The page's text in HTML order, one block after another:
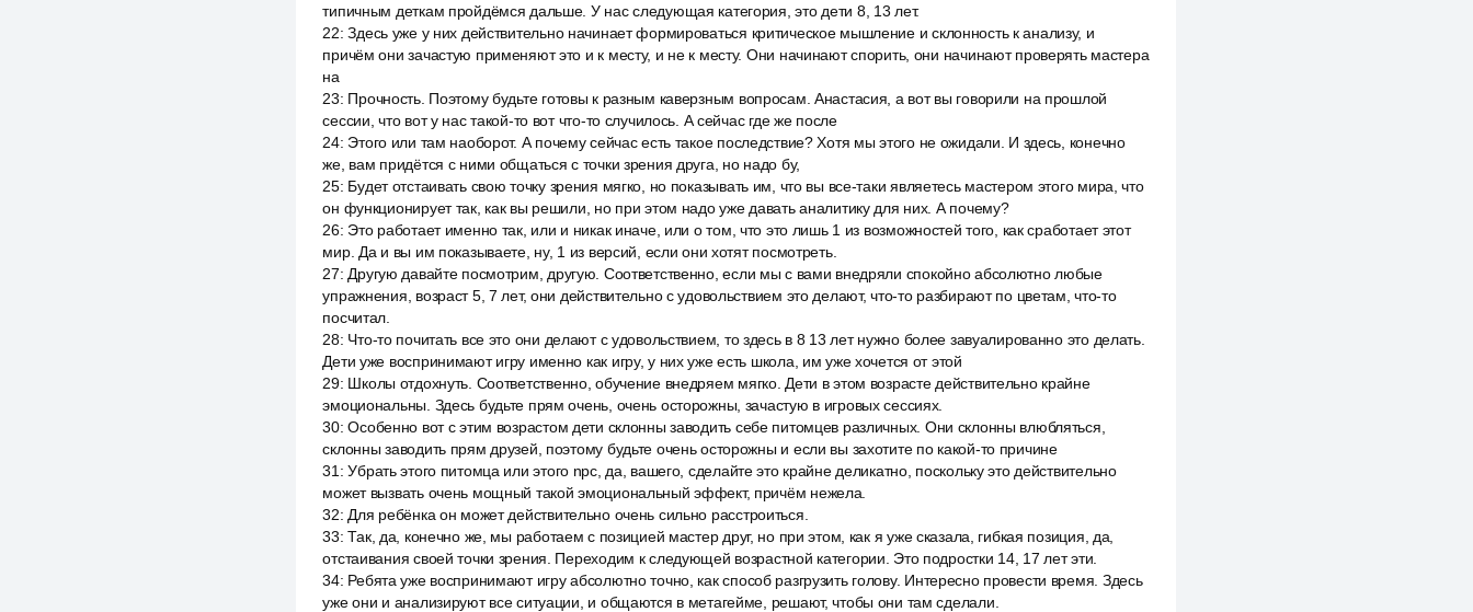
типичным деткам пройдёмся дальше. У нас следующая категория, это дети 8, 13 лет.
22:Здесь уже у них действительно начинает формироваться критическое мышление и склонность к анализу, и
причём они зачастую применяют это и к месту, и не к месту. Они начинают спорить, они начинают проверять мастера
на
23: Прочность. Поэтому будьте готовы к разным каверзным вопросам. Анастасия, а вот вы говорили на прошлой
сессии, что вот у нас такой-то вот что-то случилось. А сейчас где же после
24: Этого или там наоборот. А почему сейчас есть такое последствие? Хотя мы этого не ожидали. И здесь, конечно
же, вам придётся с ними общаться с точки зрения друга, но надо бу,
25: Будет отстаивать свою точку зрения мягко, но показывать им, что вы все-таки являетесь мастером этого мира, что
он функционирует так, как вы решили, но при этом надо уже давать аналитику для них. А почему?
26: Это работает именно так, или и никак иначе, или о том, что это лишь 1 из возможностей того, как сработает этот
мир. Да и вы им показываете, ну, 1 из версий, если они хотят посмотреть.
27: Другую давайте посмотрим, другую. Соответственно, если мы с вами внедряли спокойно абсолютно любые
упражнения, возраст 5, 7 лет, они действительно с удовольствием это делают, что-то разбирают по цветам, что-то
посчитал.
28: Что-то почитать все это они делают с удовольствием, то здесь в 8 13 лет нужно более завуалированно это делать.
Дети уже воспринимают игру именно как игру, у них уже есть школа, им уже хочется от этой
29: Школы отдохнуть. Соответственно, обучение внедряем мягко. Дети в этом возрасте действительно крайне
эмоциональны. Здесь будьте прям очень, очень осторожны, зачастую в игровых сессиях.
30:Особенно вот с этим возрастом дети склонны заводить себе питомцев различных. Они склонны влюбляться,
склонны заводить прям друзей, поэтому будьте очень осторожны и если вы захотите по какой-то причине
31 :Убрать этого питомца или этого npc, да, вашего, сделайте это крайне деликатно, поскольку это действительно
может вызвать очень мощный такой эмоциональный эффект, причём нежела.
32: Для ребёнка он может действительно очень сильно расстроиться.
33:Так, да, конечно же, мы работаем с позицией мастер друг, но при этом, как я уже сказала, гибкая позиция, да,
отстаивания своей точки зрения. Переходим к следующей возрастной категории. Это подростки 14, 17 лет эти.
34: Ребята уже воспринимают игру абсолютно точно, как способ разгрузить голову. Интересно провести время. Здесь
уже они и анализируют все ситуации, и общаются в метагейме, решают, чтобы они там сделали.